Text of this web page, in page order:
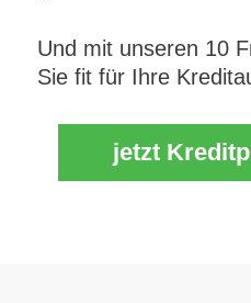
Und mit unseren 10
Sie fit für Ihre
jetzt